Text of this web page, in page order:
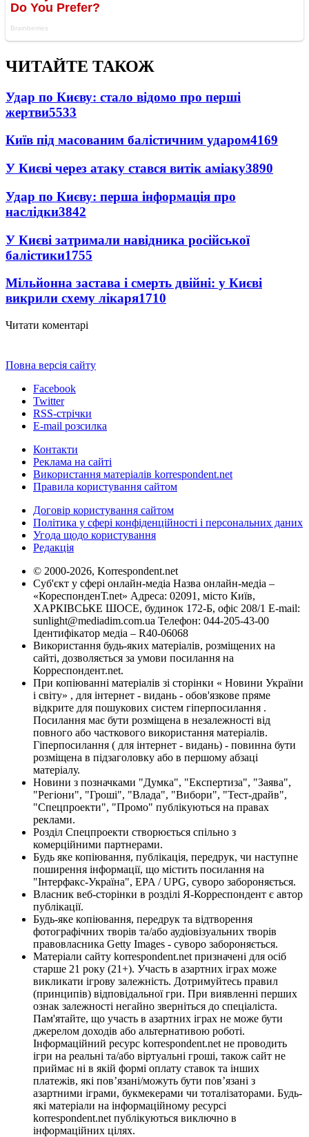
ЧИТАЙТЕ ТАКОЖ
Удар по Києву: стало відомо про перші
жертви5533
Київ під масованим балістичним ударом4169
У Києві через атаку стався витік аміаку3890
Удар по Києву: перша інформація про
наслідки3842
У Києві затримали навідника російської
балістики1755
Мільйонна застава і смерть двійні: у Києві
викрили схему лікаря1710
Читати коментарі
Повна версія сайту
Facebook
Twitter
RSS-стрічки
E-mail розсилка
Контакти
Реклама на сайті
Використання матеріалів korrespondent.net
Правила користування сайтом
Договір користування сайтом
Політика у сфері конфіденційності і персональних даних
Угода щодо користування
Редакція
© 2000-2026, Korrespondent.net
Суб'єкт у сфері онлайн-медіа Назва онлайн-медіа –
«КореспонденТ.net» Адреса: 02091, місто Київ,
ХАРКІВСЬКЕ ШОСЕ, будинок 172-Б, офіс 208/1 E-mail:
sunlight@mediadim.com.ua Телефон: 044-205-43-00
Ідентифікатор медіа – R40-06068
Використання будь-яких матеріалів, розміщених на
сайті, дозволяється за умови посилання на
Корреспондент.net.
При копіюванні матеріалів зі сторінки « Новини України
і світу» , для інтернет - видань - обов'язкове пряме
відкрите для пошукових систем гіперпосилання .
Посилання має бути розміщена в незалежності від
повного або часткового використання матеріалів.
Гіперпосилання ( для інтернет - видань) - повинна бути
розміщена в підзаголовку або в першому абзаці
матеріалу.
Новини з позначками "Думка", "Експертиза", "Заява",
"Регіони", "Гроші", "Влада", "Вибори", "Тест-драйв",
"Спецпроекти", "Промо" публікуються на правах
реклами.
Розділ Спецпроекти створюється спільно з
комерційними партнерами.
Будь яке копіювання, публікація, передрук, чи наступне
поширення інформації, що містить посилання на
"Інтерфакс-Україна", EPA / UPG, суворо забороняється.
Власник веб-сторінки в розділі Я-Корреспондент є автор
публікації.
Будь-яке копіювання, передрук та відтворення
фотографічних творів та/або аудіовізуальних творів
правовласника Getty Images - суворо забороняється.
Матеріали сайту korrespondent.net призначені для осіб
старше 21 року (21+). Участь в азартних іграх може
викликати ігрову залежність. Дотримуйтесь правил
(принципів) відповідальної гри. При виявленні перших
ознак залежності негайно зверніться до спеціаліста.
Пам'ятайте, що участь в азартних іграх не може бути
джерелом доходів або альтернативою роботі.
Інформаційний ресурс korrespondent.net не проводить
ігри на реальні та/або віртуальні гроші, також сайт не
приймає ні в якій формі оплату ставок та інших
платежів, які пов’язані/можуть бути пов’язані з
азартними іграми, букмекерами чи тоталізаторами. Будь-
які матеріали на інформаційному ресурсі
korrespondent.net публікуються виключно в
інформаційних цілях.